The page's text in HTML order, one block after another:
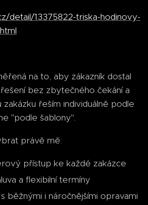
detail/13375822-triska-hodinovy-
na to, aby zákazník dostal
bez zbytečného čekání a
zakázku řeším individuálně podle
"podle šablony".
právě mě:
přístup ke každé zakázce
a flexibilní termíny
běžnými i náročnějšími opravami